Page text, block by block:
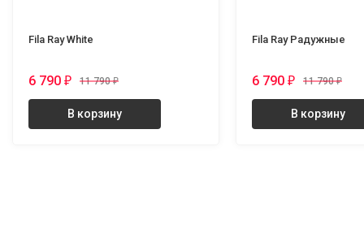
Fila Ray White
6 790 ₽ 11 790₽
В корзину
Fila Ray Радужные
6 790 ₽ 11 790₽
В корзину